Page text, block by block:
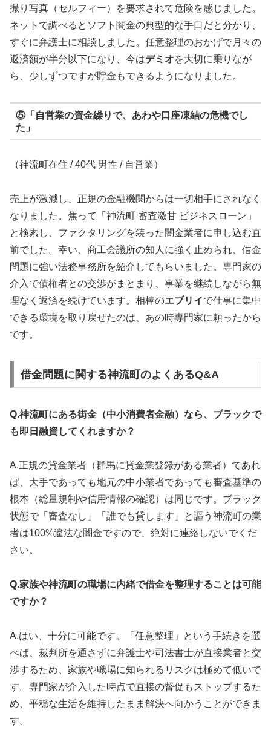
撮り写真（セルフィー）を要求されて危険を感じました。
ネットで調べるとソフト闇金の典型的な手口だと分かり、
すぐに弁護士に相談しました。任意整理のおかげで月々の
返済額が半分以下になり、今はデミオを大切に乗りなが
ら、少しずつですが貯金もできるようになりました。
⑤「自営業の資金繰りで、あわや口座凍結の危機でし
た」
（神流町在住 / 40代 男性 / 自営業）
売上が激減し、正規の金融機関からは一切相手にされなく
なりました。焦って「神流町 審査激甘 ビジネスローン」
と検索し、ファクタリングを装った闇金業者に申し込む直
前でした。幸い、商工会議所の知人に強く止められ、借金
問題に強い法務事務所を紹介してもらいました。専門家の
介入で債権者との交渉がまとまり、事業を継続しながら無
理なく返済を続けています。相棒のエブリイで仕事に集中
できる環境を取り戻せたのは、あの時専門家に頼ったから
です。
借金問題に関する神流町のよくあるQ&A
Q.神流町にある街金（中小消費者金融）なら、ブラックで
も即日融資してくれますか？
A.正規の貸金業者（群馬に貸金業登録がある業者）であれ
ば、大手であっても地元の中小業者であっても審査基準の
根本（総量規制や信用情報の確認）は同じです。ブラック
状態で「審査なし」「誰でも貸します」と謳う神流町の業
者は100%違法な闇金ですので、絶対に連絡しないでくだ
さい。
Q.家族や神流町の職場に内緒で借金を整理することは可能
ですか？
A.はい、十分に可能です。「任意整理」という手続きを選
べば、裁判所を通さずに弁護士や司法書士が直接業者と交
渉するため、家族や職場に知られるリスクは極めて低いで
す。専門家が介入した時点で直接の督促もストップするた
め、平穏な生活を維持したまま解決へ向かうことができま
す。